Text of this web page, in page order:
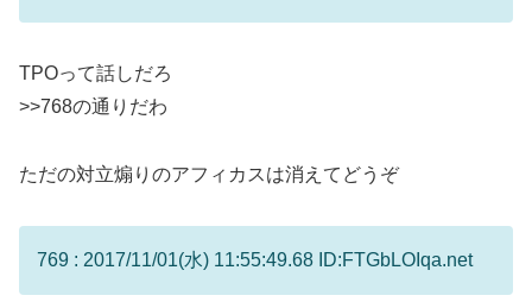
TPOって話しだろ
>>768の通りだわ
ただの対立煽りのアフィカスは消えてどうぞ
769 : 2017/11/01(水) 11:55:49.68 ID:FTGbLOIqa.net